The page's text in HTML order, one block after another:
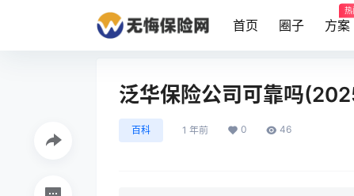
首页 圈子 方案
热
泛华保险公司可靠吗
百科 1 年前 0 46